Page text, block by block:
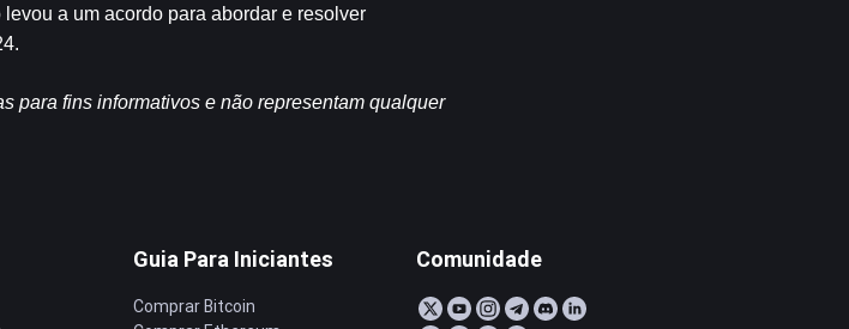
a um acordo para abordar e resolver
para fins informativos e não representam qualquer
Guia Para Iniciantes
Comprar Bitcoin
Comunidade